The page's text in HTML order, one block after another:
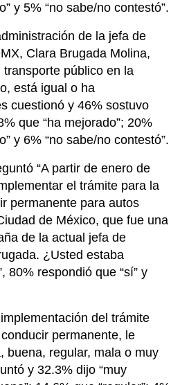
y 5% “no sabe/no contestó”.
de la jefa de
Clara Brugada Molina,
público en la
está igual o ha
cuestionó y 46% sostuvo
que “ha mejorado”; 20%
y 6% “no sabe/no contestó”.
“A partir de enero de
el trámite para la
permanente para autos
de México, que fue una
de la actual jefa de
¿Usted estaba
80% respondió que “sí” y
del trámite
permanente, le
buena, regular, mala o muy
y 32.3% dijo “muy